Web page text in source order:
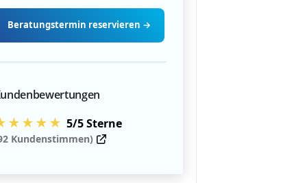
Beratungstermin reservieren →
5/5 Sterne
Kundenstimmen)